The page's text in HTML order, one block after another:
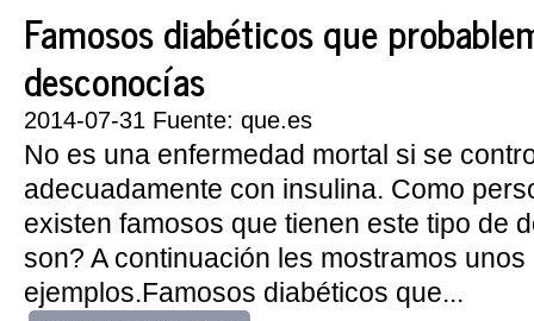
Famosos diabéticos que
desconocías
2014-07-31 Fuente: que.es
No es una enfermedad mortal si se
adecuadamente con insulina. Como
existen famosos que tienen este tipo de
son? A continuación les mostramos unos
ejemplos.Famosos diabéticos que...